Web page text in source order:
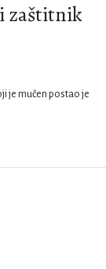
zaštitnik
je mučen postao je